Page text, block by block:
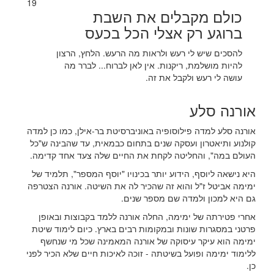
19
כולם מקבלים את השבת
ברוגע רק אצלי הכל בכעס
להסכים שיש לי רעש ולראות מה הרעש. הלחץ, הרצון
להיות מושלמת, ריקנות. אין לאן לברוח... לברר מה
עושה לי רעש ולקבל את זה.
אורנה סלע
אורנה סלע למדה פילוסופיה באוניברסיטת בר-אילן, כמו כן למדה
קולנוע ותיאטרון ועסקה שנים בתחום כבמאית, עד שהבינה ש"כל
העולם במה", והחליטה לקחת את החיים שלה צעד אחד קדימה.
היא נישאה ליוסף, הידוע יותר בכינויו "יוסף המספר", תלמיד של
ימימה אביטל ז"ל והוא זה שהכיר לה את השיטה. אורנה הצטרפה
גם היא למכון ולמדה שם מספר שנים.
אחרי פטירתה של ימימה, החלה אורנה ללמד בקבוצות ובאופן
פרטני במסגרות שונות ובמקומות רבים בארץ. כיום לימוד שיטת
ימימה הוא עיקר עיסוקה של אורנה המאמינה שכל מי שנחשף
ללימוד ימימה ופועל בשיטתה - זוכה לאיכות חיים שלא הכיר לפני
כן.